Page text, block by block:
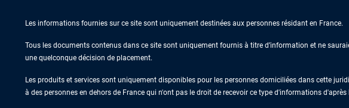
Les informations fournies sur ce site sont uniquement destinées aux personnes résidant en France.
Tous les documents contenus dans ce site sont uniquement fournis à titre d’information et ne
une quelconque décision de placement.
Les produits et services sont uniquement disponibles pour les personnes domiciliées dans cette
à des personnes en dehors de France qui n'ont pas le droit de recevoir ce type d'informations